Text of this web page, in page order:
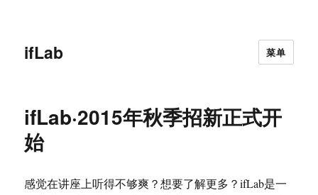
ifLab 菜单
ifLab·2015年秋季招新正式开
始
感觉在讲座上听得不够爽？想要了解更多？ifLab是一